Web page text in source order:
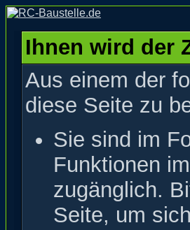
Ihnen wird der
Aus einem der
diese Seite zu
Sie sind im
Funktionen
zugänglich.
Seite, um